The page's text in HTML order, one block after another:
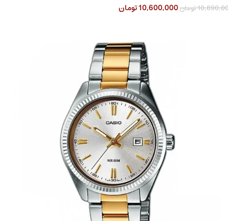
تومان10,600,000تومان